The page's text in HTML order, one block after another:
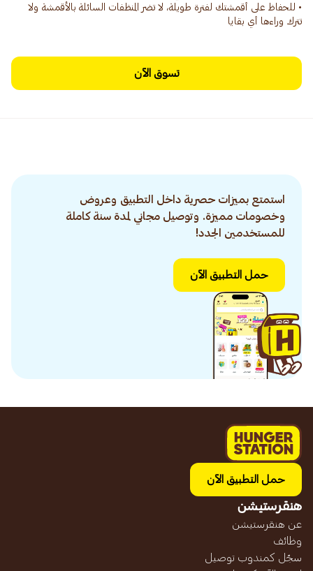
• للحفاظ على أقمشتك لفترة طويلة، لا تضر المنظفات السائلة بالأقمشة ولا
تترك وراءها أي بقايا
تسوق الآن
استمتع بميزات حصرية داخل التطبيق وعروض
وخصومات مميزة. وتوصيل مجاني لمدة سنة كاملة
للمستخدمين الجدد!
حمل التطبيق الآن
حمل التطبيق الآن
هنقرستيشن
عن هنقرستيشن
وظائف
سجّل كمندوب توصيل